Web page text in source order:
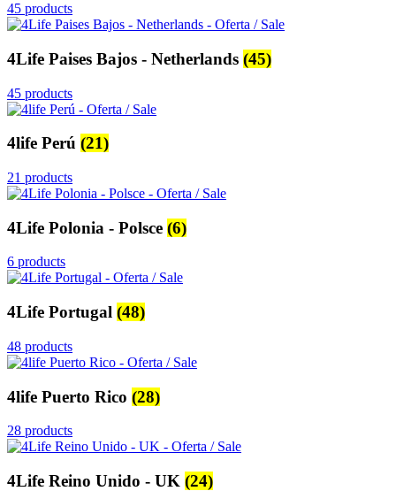
45 products
4Life Paises Bajos - Netherlands (45)
45 products
4life Perú (21)
21 products
4Life Polonia - Polsce (6)
6 products
4Life Portugal (48)
48 products
4life Puerto Rico (28)
28 products
4Life Reino Unido - UK (24)